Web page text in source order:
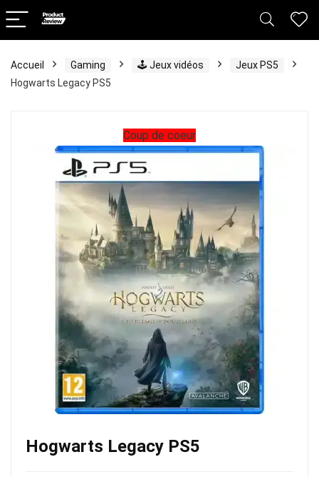
Accueil Gaming 🕹️ Jeux vidéos
Jeux PS5
Hogwarts Legacy PS5
Coup de coeur
Hogwarts Legacy PS5